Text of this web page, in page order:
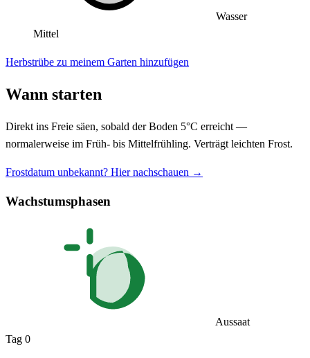
Wasser
Mittel
Herbstrübe zu meinem Garten hinzufügen
Wann starten
Direkt ins Freie säen, sobald der Boden 5°C erreicht —
normalerweise im Früh- bis Mittelfrühling. Verträgt leichten Frost.
Frostdatum unbekannt? Hier nachschauen →
Wachstumsphasen
Aussaat
Tag 0